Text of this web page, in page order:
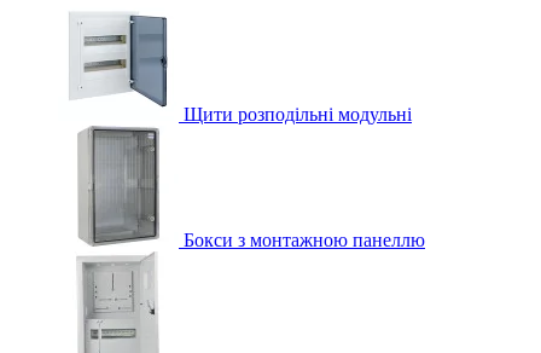
Щити розподільні модульні
Бокси з монтажною панеллю